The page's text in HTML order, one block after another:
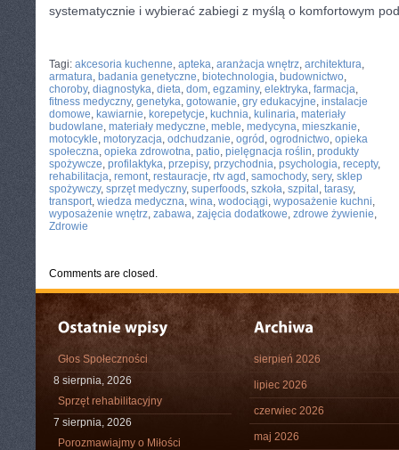
systematycznie i wybierać zabiegi z myślą o komfortowym
Tagi: akcesoria kuchenne, apteka, aranżacja wnętrz, architektura,
armatura, badania genetyczne, biotechnologia, budownictwo,
choroby, diagnostyka, dieta, dom, egzaminy, elektryka, farmacja,
fitness medyczny, genetyka, gotowanie, gry edukacyjne, instalacje
domowe, kawiarnie, korepetycje, kuchnia, kulinaria, materiały
budowlane, materiały medyczne, meble, medycyna, mieszkanie,
motocykle, motoryzacja, odchudzanie, ogród , ogrodnictwo, opieka
społeczna, opieka zdrowotna, patio, pielęgnacja roślin, produkty
spożywcze, profilaktyka, przepisy, przychodnia, psychologia, recepty,
rehabilitacja, remont, restauracje, rtv agd , samochody, sery, sklep
spożywczy, sprzęt medyczny, superfoods, szkoła, szpital , tarasy,
transport, wiedza medyczna, wina, wodociągi, wyposażenie kuchni,
wyposażenie wnętrz, zabawa, zajęcia dodatkowe, zdrowe żywienie,
Zdrowie
Comments are closed.
Głos Społeczności
8 sierpnia, 2026
Sprzęt rehabilitacyjny
7 sierpnia, 2026
Porozmawiajmy o Miłości
sierpień 2026
lipiec 2026
czerwiec 2026
maj 2026